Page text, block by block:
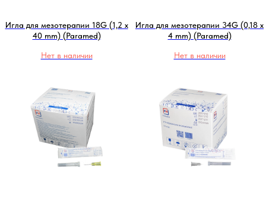
Игла для мезотерапии 18G (1,2 x
40 mm) (Paramed)
Нет в наличии
Игла для мезотерапии 34G (0,18 x
4 mm) (Paramed)
Нет в наличии